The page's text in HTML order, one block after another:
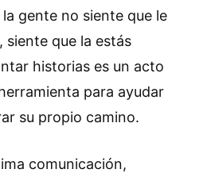
gente no siente que le
siente que la estás
historias es un acto
para ayudar
su propio camino.
comunicación,